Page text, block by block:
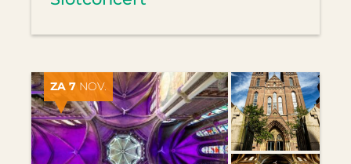
ZA 7 NOV.